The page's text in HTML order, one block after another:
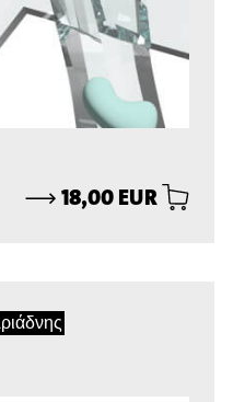
⟶18,00 EUR